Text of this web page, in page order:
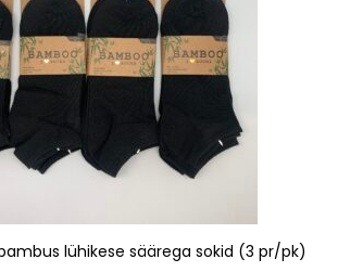
lühikese säärega sokid (3 pr/pk)